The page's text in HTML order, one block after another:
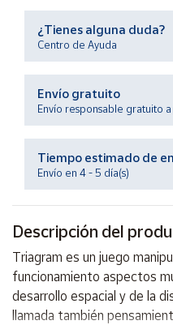
Productos
Solidarios
Ayuda
Centro
Contacto
Vendedores
Mapa de
vendedores
Hazte
vendedor
¿Tienes alguna duda?
Centro de Ayuda
Envío gratuito
Envío responsable gratuito
Tiempo estimado de
Envío en 4 - 5 día(s)
Descripción del
Triagram es un juego
funcionamiento aspectos
desarrollo espacial y de la
llamada también